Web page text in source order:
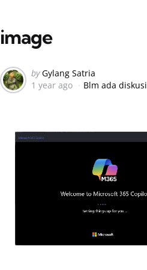
image
Posted
by
by Gylang Satria
1 year ago
Blm ada diskusi